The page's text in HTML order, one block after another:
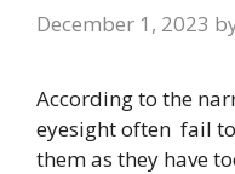
December 1, 2023
According to the
eyesight often fail
them as they have